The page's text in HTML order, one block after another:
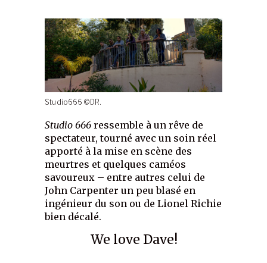
Studio666 ©DR.
Studio 666 ressemble à un rêve de
spectateur, tourné avec un soin réel
apporté à la mise en scène des
meurtres et quelques caméos
savoureux – entre autres celui de
John Carpenter un peu blasé en
ingénieur du son ou de Lionel Richie
bien décalé.
We love Dave!